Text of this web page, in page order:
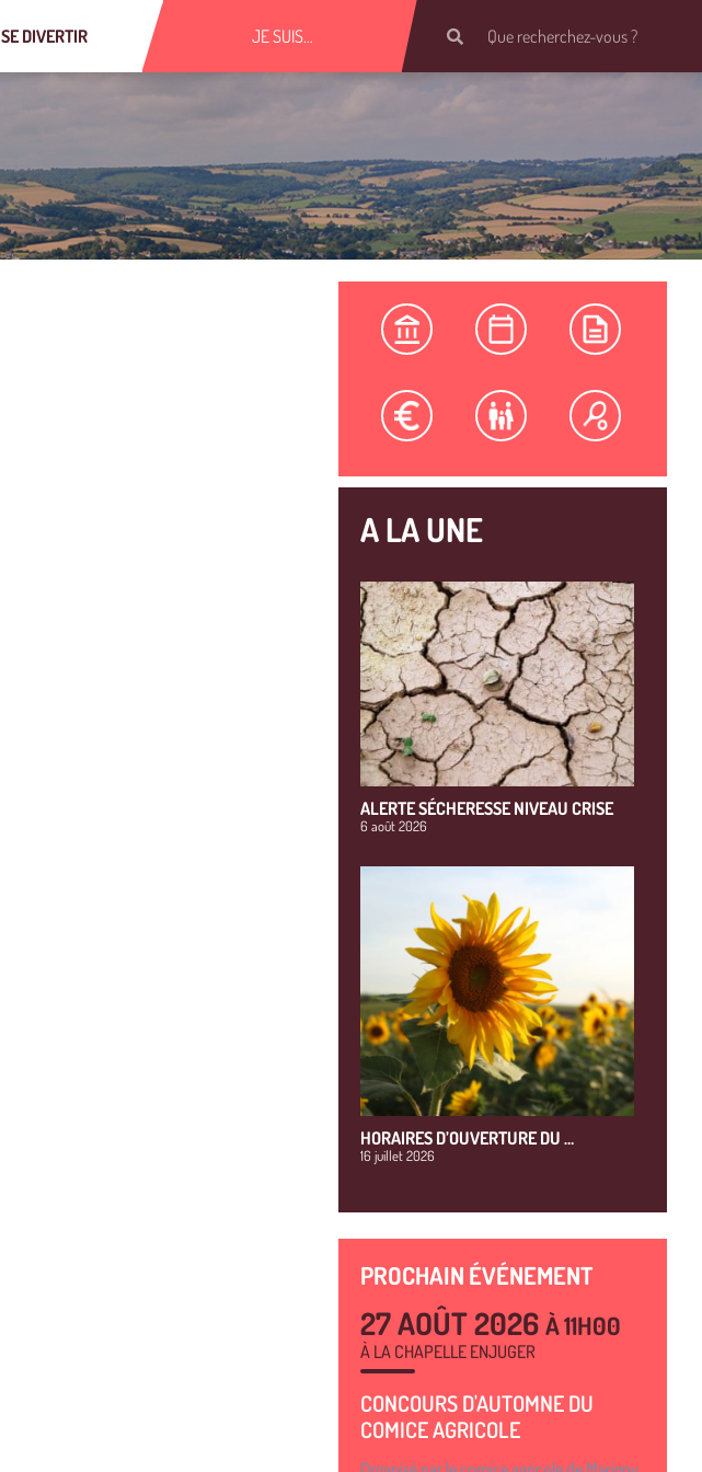
SE DIVERTIR JE SUIS…
A LA UNE
ALERTE SÉCHERESSE NIVEAU CRISE
6 août 2026
HORAIRES D’OUVERTURE DU …
16 juillet 2026
PROCHAIN ÉVÉNEMENT
27 AOÛT 2026 À 11H00
À LA CHAPELLE ENJUGER
CONCOURS D'AUTOMNE DU
COMICE AGRICOLE